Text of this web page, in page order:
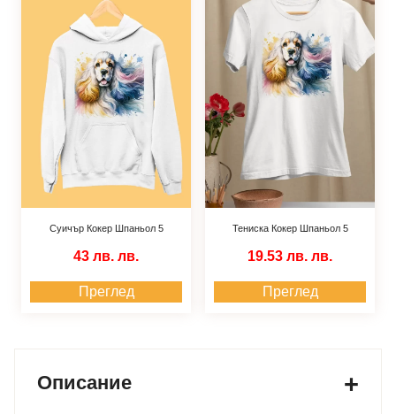
Суичър Кокер Шпаньол 5
43 лв. лв.
Преглед
Тениска Кокер Шпаньол 5
19.53 лв. лв.
Преглед
Описание